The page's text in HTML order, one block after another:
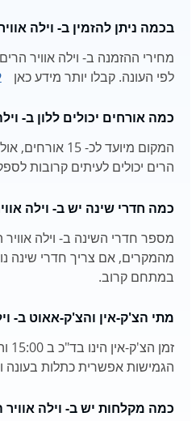
בכמה ניתן להזמין ב- וילה
מחירי ההזמנה ב- וילה אוויר
לפי העונה. קבלו יותר מידע כאן
כמה אורחים יכולים ללון ב-
המקום מיועד לכ-
הרים יכולים לעיתים קרובות
כמה חדרי שינה יש ב- וילה
מהמקרים, אם צריך חדרי שינה
במתחם קרוב.
מתי הצ'ק-אין והצ'ק-אאוט ב-
הגמישות אפשרית כתלות בעונה
כמה מקלחות יש ב- וילה אוויר